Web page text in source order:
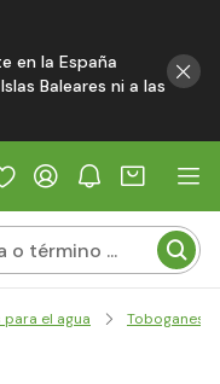
en la España
Baleares ni a las
el agua Toboganes